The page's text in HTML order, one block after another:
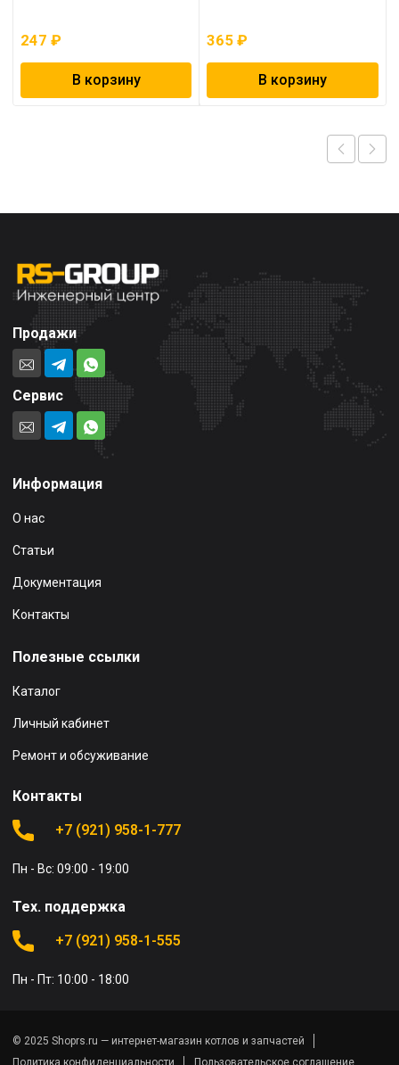
247 ₽
В корзину
365₽
В корзину
Продажи
Сервис
Информация
О нас
Статьи
Документация
Контакты
Полезные ссылки
Каталог
Личный кабинет
Ремонт и обсуживание
Контакты
+7 (921) 958-1-777
Пн - Вс: 09:00 - 19:00
Тех. поддержка
+7 (921) 958-1-555
Пн - Пт: 10:00 - 18:00
© 2025 Shoprs.ru — интернет-магазин котлов и запчастей
Политика конфиденциальности
Пользовательское соглашение